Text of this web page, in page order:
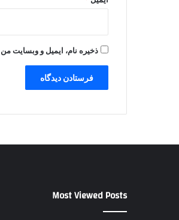
ذخیره نام، ایمیل و وبسایت
Most Viewed Posts